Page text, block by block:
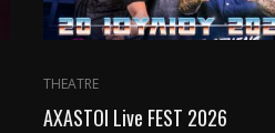
THEATRE
AXASTOI Live FEST 2026